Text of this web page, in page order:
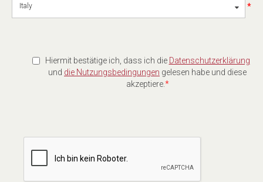
Italy *
Hiermit bestätige ich, dass ich die Datenschutzerklärung
und die Nutzungsbedingungen gelesen habe und diese
akzeptiere.*